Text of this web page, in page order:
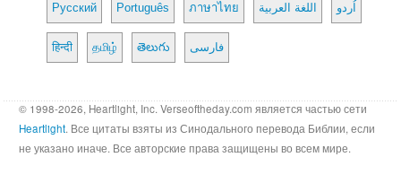
Русский Português ภาษาไทย اللغة العربية اُردو
हिन्दी தமிழ் తెలుగు فارسی
© 1998-2026, Heartlight, Inc. Verseoftheday.com является частью сети
Heartlight. Все цитаты взяты из Синодального перевода Библии, если
не указано иначе. Все авторские права защищены во всем мире.